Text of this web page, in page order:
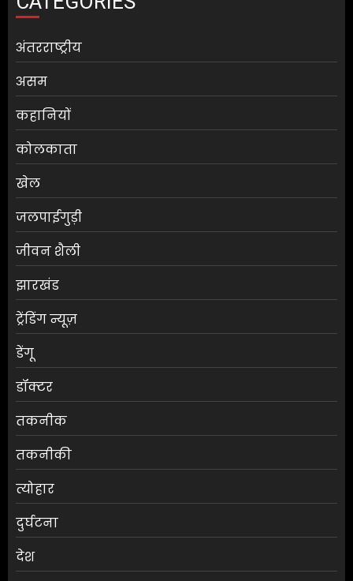
अंतरराष्ट्रीय
असम
कहानियों
कोलकाता
खेल
जलपाईगुड़ी
जीवन शैली
झारखंड
ट्रेंडिंग न्यूज़
डेंगू
डॉक्टर
तकनीक
तकनीकी
त्योहार
दुर्घटना
देश